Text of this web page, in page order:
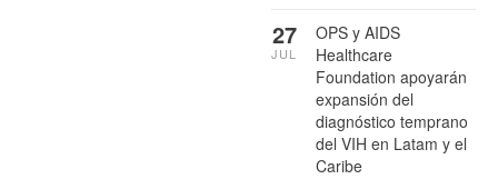
OPS y AIDS
Healthcare
Foundation apoyarán
expansión del
diagnóstico temprano
del VIH en Latam y el
Caribe
27
JUL